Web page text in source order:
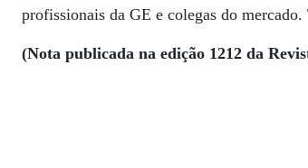
profissionais da GE e colegas do mercado.
(Nota publicada na edição 1212 da